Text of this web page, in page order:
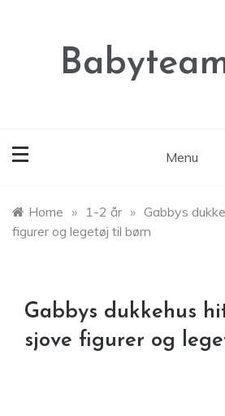
Menu
Home » 1-2 år » Gabbys
figurer og legetøj til børn
Gabbys dukkehus
sjove figurer og